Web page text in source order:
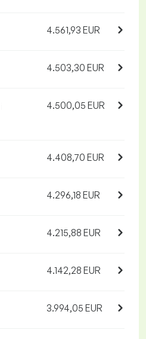
4.561,93 EUR
4.503,30 EUR
4.500,05 EUR
4.408,70 EUR
4.296,18 EUR
4.215,88 EUR
4.142,28 EUR
3.994,05 EUR